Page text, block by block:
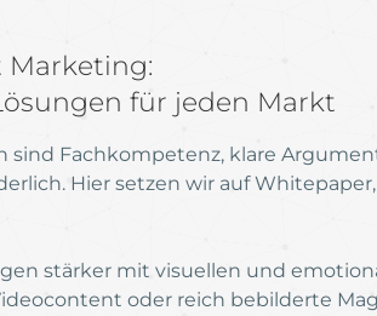
Marketing:
für jeden Markt
sind Fachkompetenz, klare
Hier setzen wir auf
stärker mit visuellen und
oder reich bebilderte